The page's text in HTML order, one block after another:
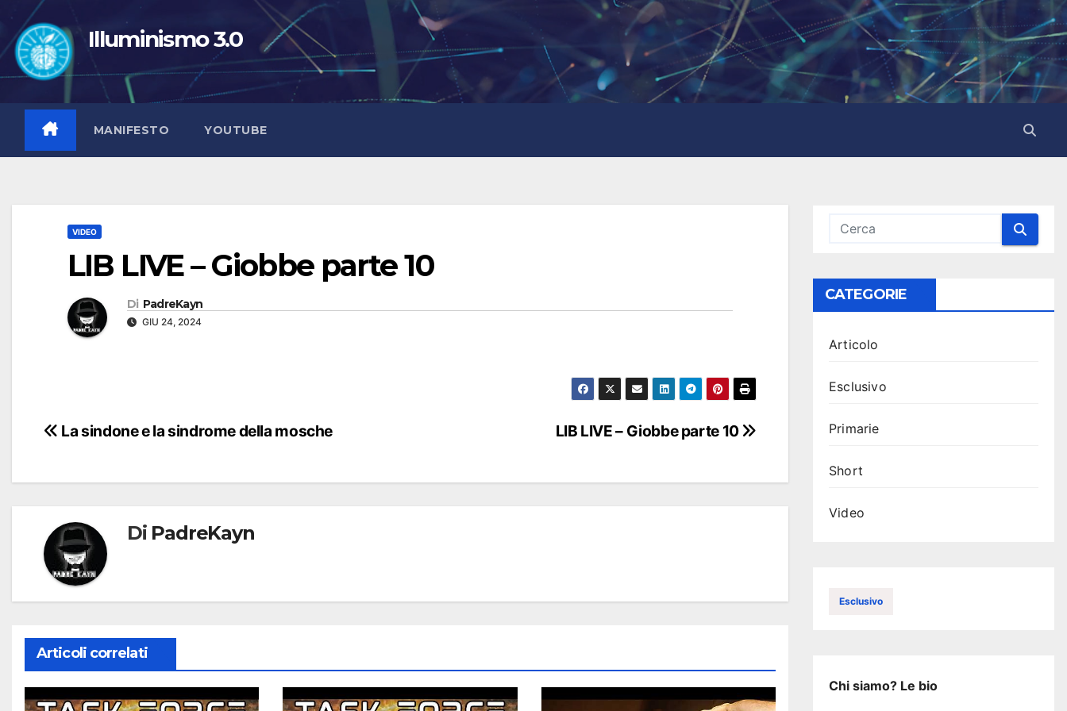
contenuto
Illuminismo 3.0
MANIFESTO YOUTUBE
VIDEO
LIB LIVE – Giobbe parte 10
Di PadreKayn
GIU 24, 2024
Navigazione
LIB LIVE – Giobbe parte 10
La sindone e la sindrome della mosche
Di PadreKayn
Articoli correlati
CATEGORIE
Articolo
Esclusivo
Primarie
Short
Video
Esclusivo
Chi siamo? Le bio